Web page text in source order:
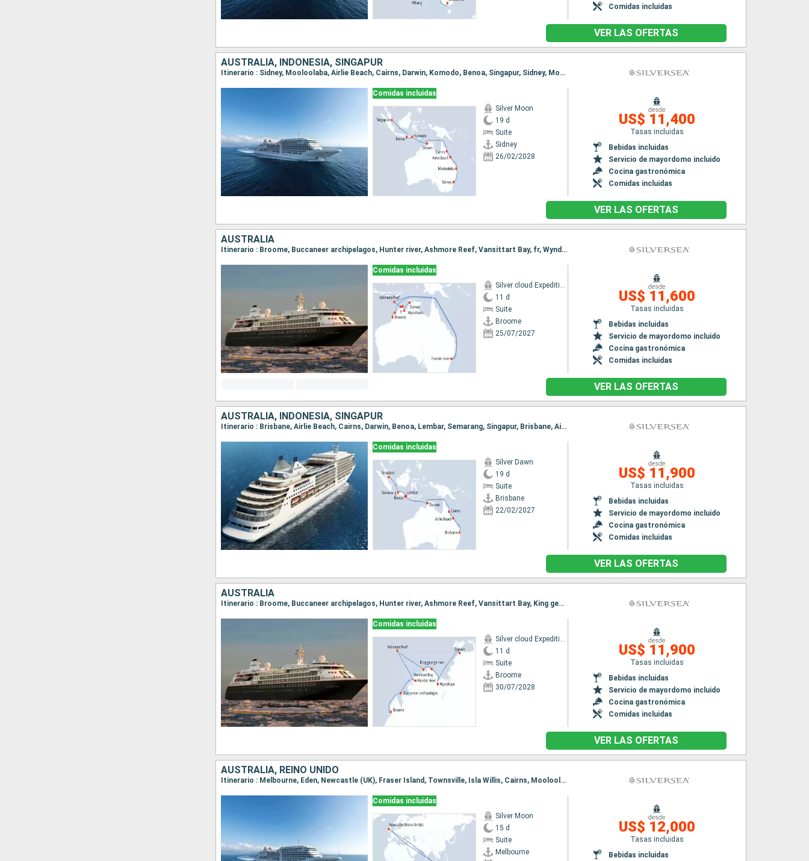
Comidas incluidas
VER LAS OFERTAS
AUSTRALIA, INDONESIA, SINGAPUR
Itinerario : Sidney, Mooloolaba, Airlie Beach, Cairns, Darwin, Komodo, Benoa, Singapur, Sidney, Mooloolaba, Airlie Beach, Cairns, Darwin, Komodo, Benoa, Singapur
Comidas incluidas
Silver Moon
19 d
Suite
Sidney
26/02/2028
desde
US$ 11,400
Tasas incluidas
Bebidas incluidas
Servicio de mayordomo incluido
Cocina gastronómica
Comidas incluidas
VER LAS OFERTAS
AUSTRALIA
Itinerario : Broome, Buccaneer archipelagos, Hunter river, Ashmore Reef, Vansittart Bay, fr, Wyndham, Darwin, Broome, Buccaneer archipelagos, Hunter river, Ashmore Reef, Vansittart Bay, fr, Wyndham, Darwin
Comidas incluidas
Silver cloud Expedition
11 d
Suite
Broome
25/07/2027
desde
US$ 11,600
Tasas incluidas
Bebidas incluidas
Servicio de mayordomo incluido
Cocina gastronómica
Comidas incluidas
VER LAS OFERTAS
AUSTRALIA, INDONESIA, SINGAPUR
Itinerario : Brisbane, Airlie Beach, Cairns, Darwin, Benoa, Lembar, Semarang, Singapur, Brisbane, Airlie Beach, Cairns, Darwin, Benoa, Lembar, Semarang, Singapur
Comidas incluidas
Silver Dawn
19 d
Suite
Brisbane
22/02/2027
desde
US$ 11,900
Tasas incluidas
Bebidas incluidas
Servicio de mayordomo incluido
Cocina gastronómica
Comidas incluidas
VER LAS OFERTAS
AUSTRALIA
Itinerario : Broome, Buccaneer archipelagos, Hunter river, Ashmore Reef, Vansittart Bay, King george river, Wyndham, Darwin, Broome, Buccaneer archipelagos, Hunter river, Ashmore Reef, Vansittart Bay, King george river, Wyndham, Darwin
Comidas incluidas
Silver cloud Expedition
11 d
Suite
Broome
30/07/2028
desde
US$ 11,900
Tasas incluidas
Bebidas incluidas
Servicio de mayordomo incluido
Cocina gastronómica
Comidas incluidas
VER LAS OFERTAS
AUSTRALIA, REINO UNIDO
Itinerario : Melbourne, Eden, Newcastle (UK), Fraser Island, Townsville, Isla Willis, Cairns, Mooloolaba, Sidney, Melbourne, Eden, Newcastle (UK), Fraser Island, Townsville, Isla Willis, Cairns, Mooloolaba, Sidney
Comidas incluidas
Silver Moon
15 d
Suite
Melbourne
desde
US$ 12,000
Tasas incluidas
Bebidas incluidas